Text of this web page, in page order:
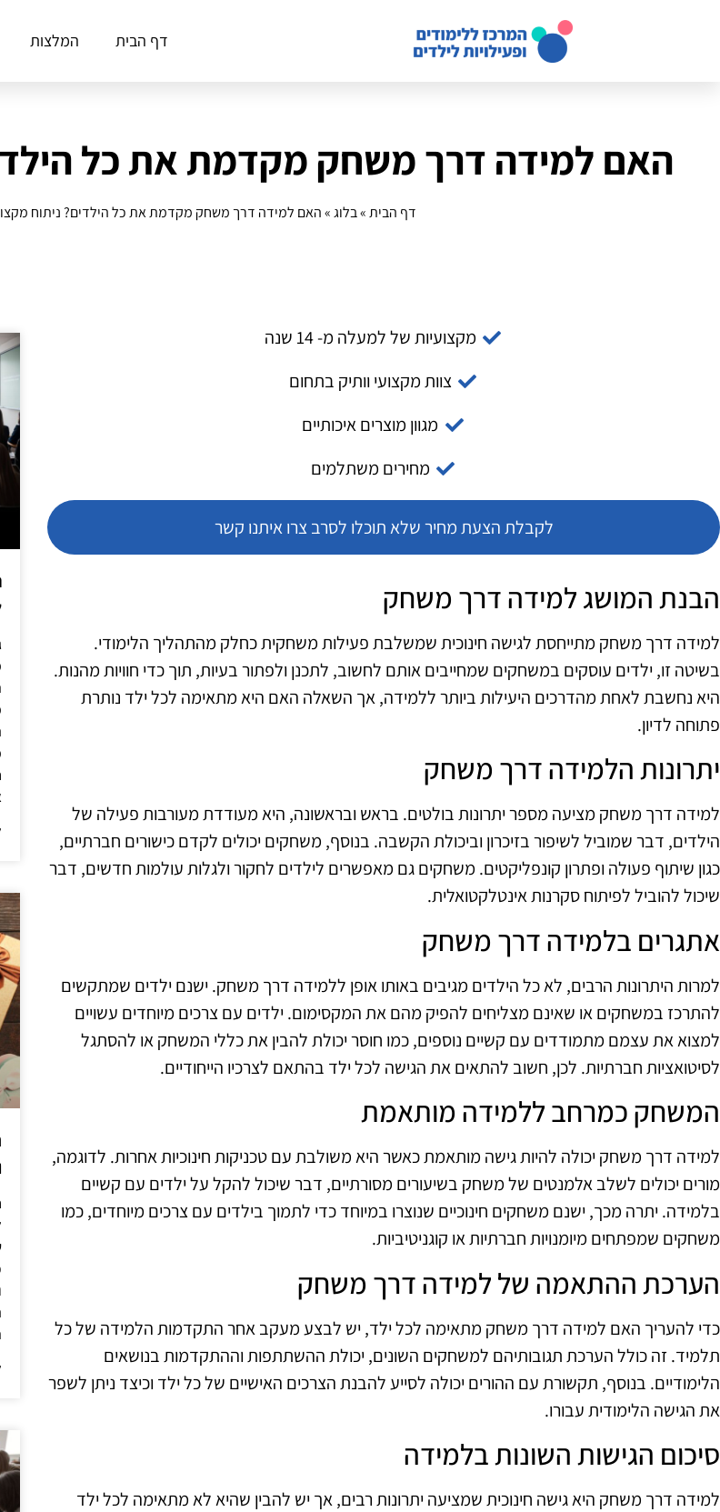
דף הבית המלצות
האם למידה דרך משחק מקדמת את כל
דף הבית»בלוג»האם למידה דרך משחק מקדמת את כל הילדים? ניתוח
מקצועיות של למעלה מ- 14 שנה
צוות מקצועי וותיק בתחום
מגוון מוצרים איכותיים
מחירים משתלמים
לקבלת הצעת מחיר שלא תוכלו לסרב צרו איתנו קשר
הבנת המושג למידה דרך משחק
למידה דרך משחק מתייחסת לגישה חינוכית שמשלבת פעילות משחקית כחלק מהתהליך הלימודי.
בשיטה זו, ילדים עוסקים במשחקים שמחייבים אותם לחשוב, לתכנן ולפתור בעיות, תוך כדי חוויות מהנות.
היא נחשבת לאחת מהדרכים היעילות ביותר ללמידה, אך השאלה האם היא מתאימה לכל ילד נותרת
פתוחה לדיון.
יתרונות הלמידה דרך משחק
למידה דרך משחק מציעה מספר יתרונות בולטים. בראש ובראשונה, היא מעודדת מעורבות פעילה של
הילדים, דבר שמוביל לשיפור בזיכרון וביכולת הקשבה. בנוסף, משחקים יכולים לקדם כישורים חברתיים,
כגון שיתוף פעולה ופתרון קונפליקטים. משחקים גם מאפשרים לילדים לחקור ולגלות עולמות חדשים, דבר
שיכול להוביל לפיתוח סקרנות אינטלקטואלית.
אתגרים בלמידה דרך משחק
למרות היתרונות הרבים, לא כל הילדים מגיבים באותו אופן ללמידה דרך משחק. ישנם ילדים שמתקשים
להתרכז במשחקים או שאינם מצליחים להפיק מהם את המקסימום. ילדים עם צרכים מיוחדים עשויים
למצוא את עצמם מתמודדים עם קשיים נוספים, כמו חוסר יכולת להבין את כללי המשחק או להסתגל
לסיטואציות חברתיות. לכן, חשוב להתאים את הגישה לכל ילד בהתאם לצרכיו הייחודיים.
המשחק כמרחב ללמידה מותאמת
למידה דרך משחק יכולה להיות גישה מותאמת כאשר היא משולבת עם טכניקות חינוכיות אחרות. לדוגמה,
מורים יכולים לשלב אלמנטים של משחק בשיעורים מסורתיים, דבר שיכול להקל על ילדים עם קשיים
בלמידה. יתרה מכך, ישנם משחקים חינוכיים שנוצרו במיוחד כדי לתמוך בילדים עם צרכים מיוחדים, כמו
משחקים שמפתחים מיומנויות חברתיות או קוגניטיביות.
הערכת ההתאמה של למידה דרך משחק
כדי להעריך האם למידה דרך משחק מתאימה לכל ילד, יש לבצע מעקב אחר התקדמות הלמידה של כל
תלמיד. זה כולל הערכת תגובותיהם למשחקים השונים, יכולת ההשתתפות וההתקדמות בנושאים
הלימודיים. בנוסף, תקשורת עם ההורים יכולה לסייע להבנת הצרכים האישיים של כל ילד וכיצד ניתן לשפר
את הגישה הלימודית עבורו.
סיכום הגישות השונות בלמידה
למידה דרך משחק היא גישה חינוכית שמציעה יתרונות רבים, אך יש להבין שהיא לא מתאימה לכל ילד